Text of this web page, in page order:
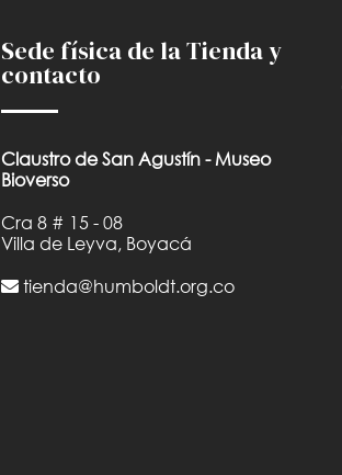
Sede física de la Tienda y
contacto
Claustro de San Agustín - Museo
Bioverso
Cra 8 # 15 - 08
Villa de Leyva, Boyacá
tienda@humboldt.org.co